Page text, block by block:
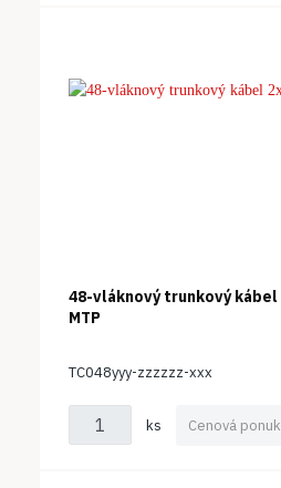
48-vláknový trunkový kábel
MTP
TC048yyy-zzzzzz-xxx
ks Cenová